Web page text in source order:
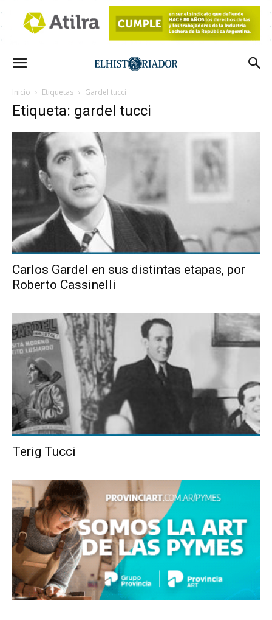
Inicio Etiquetas Gardel tucci
Etiqueta: gardel tucci
Carlos Gardel en sus distintas etapas, por
Roberto Cassinelli
Terig Tucci